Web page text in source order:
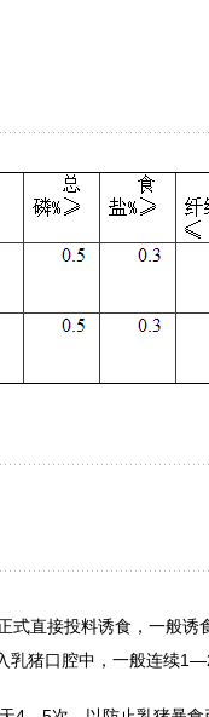
直接投料诱食，一般诱
乳猪口腔中，一般连续